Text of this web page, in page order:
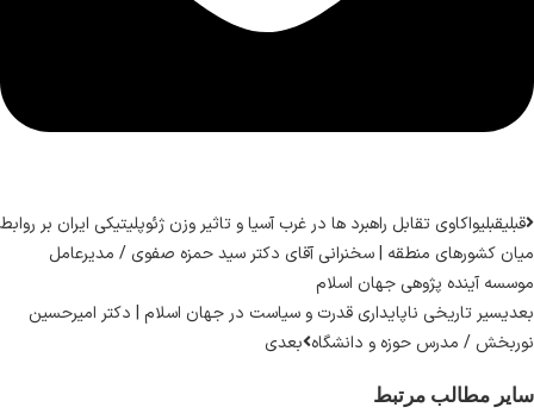
قبلیقبلیواکاوی تقابل راهبرد ها در غرب آسیا و تاثیر وزن ژئوپلیتیکی ایران بر روابط
میان کشورهای منطقه | سخنرانی آقای دکتر سید حمزه صفوی / مدیرعامل
موسسه آینده پژوهی جهان اسلام
بعدیسیر تاریخی ناپایداری قدرت و سیاست در جهان اسلام | دکتر امیرحسین
نوربخش / مدرس حوزه و دانشگاه بعدی
سایر مطالب مرتبط